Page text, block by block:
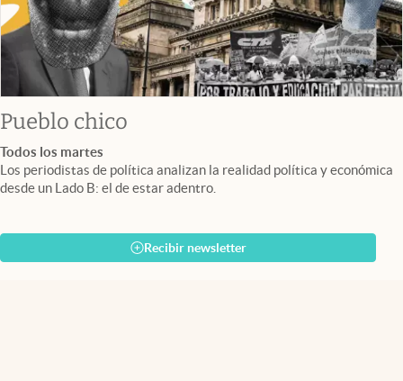
Pueblo chico
Todos los martes
Los periodistas de política analizan la realidad política y económica
desde un Lado B: el de estar adentro.
Recibir newsletter